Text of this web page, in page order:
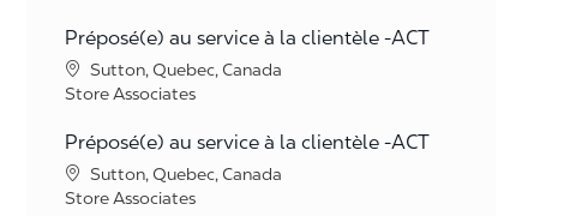
Préposé(e) au service à la clientèle -ACT
Location
Sutton, Quebec, Canada
Category
Store Associates
Préposé(e) au service à la clientèle -ACT
Location
Sutton, Quebec, Canada
Category
Store Associates